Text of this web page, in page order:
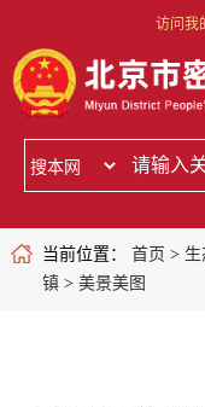
访问我
当前位置： 首页 >
镇> 美景美图